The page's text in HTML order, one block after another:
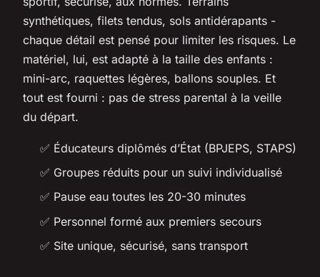
synthétiques, filets tendus, sols antidérapants -
chaque détail est pensé pour limiter les risques. Le
matériel, lui, est adapté à la taille des enfants :
mini-arc, raquettes légères, ballons souples. Et
tout est fourni : pas de stress parental à la veille
du départ.
✅ Éducateurs diplômés d’État (BPJEPS, STAPS)
✅ Groupes réduits pour un suivi individualisé
✅ Pause eau toutes les 20-30 minutes
✅ Personnel formé aux premiers secours
✅ Site unique, sécurisé, sans transport